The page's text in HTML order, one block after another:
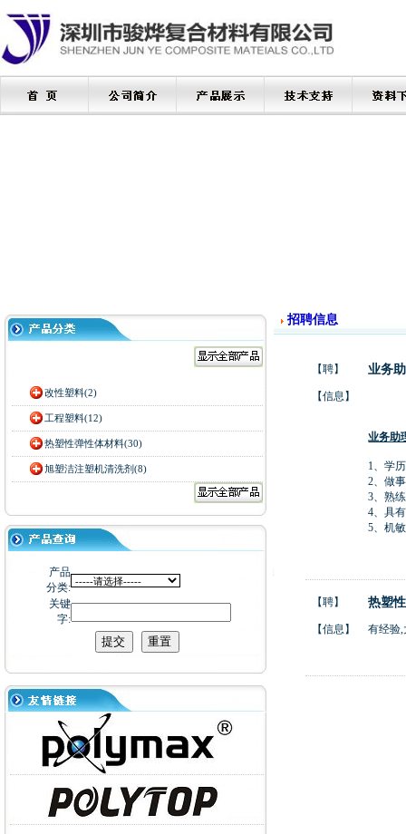
改性塑料(2)
工程塑料(12)
热塑性弹性体材料(30)
旭塑洁注塑机清洗剂(8)
产品
分类:
关键
字:
招聘信息
【聘】 业务
【信息】
业务助
1、学
2、做
3、熟
4、具
5、机
【聘】 热塑
【信息】 有经验